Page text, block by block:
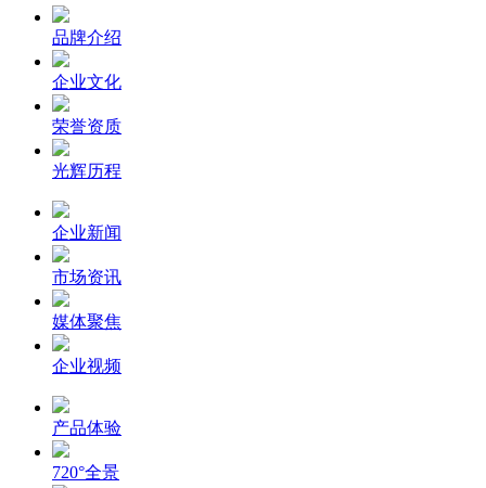
品牌介绍
企业文化
荣誉资质
光辉历程
企业新闻
市场资讯
媒体聚焦
企业视频
产品体验
720°全景